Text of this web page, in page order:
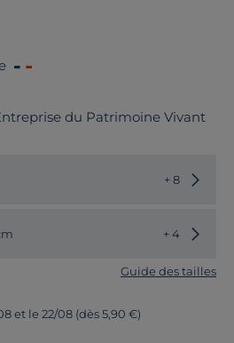
du Patrimoine Vivant
+ 8
+ 4
Guide des tailles
et le 22/08 (dès 5,90 €)